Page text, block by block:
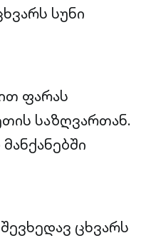
სუნი
ფარას
საზღვართან.
ცხვარს